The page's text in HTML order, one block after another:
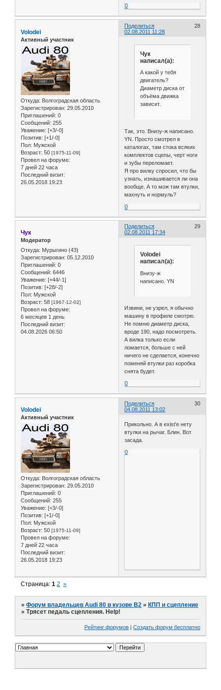
0
Поделиться
28
02.08.2011 11:28
Volodei
Активный участник
Откуда: Волгоградская область
Зарегистрирован: 29.05.2010
Приглашений: 0
Сообщений: 255
Уважение: [+3/-0]
Позитив: [+1/-0]
Пол: Мужской
Возраст: 50 [1975-11-09]
Провел на форуме:
7 дней 22 часа
Последний визит:
26.05.2018 19:23
Чук
написал(а):
А какой у тебя
двигатель?
Диаметр диска от
объёма движка
зависит.
Так, это. Внизу-ж написано.
YN. Просто смотрел в
каталогах, там стока всяких
комплектов сцепы, черт ноги
и зубы переломает.
Я про вилку спросил, что бы
узнать, изнашивается ли она
вообще. А то мож там втулки,
махнуть и нормуль?
0
Поделиться
29
02.08.2011 17:34
Чук
Модератор
Откуда: Мурыгино (43)
Зарегистрирован: 05.12.2010
Приглашений: 0
Сообщений: 6446
Уважение: [+44/-1]
Позитив: [+28/-2]
Пол: Мужской
Возраст: 58 [1967-12-02]
Провел на форуме:
6 месяцев 1 день
Последний визит:
04.08.2026 06:50
Volodei
написал(а):
Внизу-ж
написано. YN
Извини, не узрел, я обычно
машину в профиле смотрю.
Не помню диаметр диска,
вроде 190, надо посмотреть.
А вилка только если
ломается, больше с ней
ничего не сделается, конечно
поменяй втулки раз коробка
снята будет.
0
Поделиться
30
04.08.2011 13:02
Volodei
Активный участник
Откуда: Волгоградская область
Зарегистрирован: 29.05.2010
Приглашений: 0
Сообщений: 255
Уважение: [+3/-0]
Позитив: [+1/-0]
Пол: Мужской
Возраст: 50 [1975-11-09]
Провел на форуме:
7 дней 22 часа
Последний визит:
26.05.2018 19:23
Прикольно. А в exist'e нету
втулки на рычаг. Блин. Вот
засада.
0
Страница:1 2 »
»Форум владельцев Audi 80 в кузове В2 » КПП и сцепление
»Трясет педаль сцепления. Help!
Рейтинг форумов Создать форум бесплатно